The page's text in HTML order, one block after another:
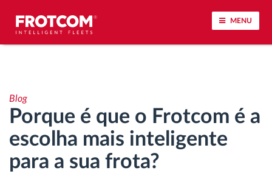
MENU
Análise do estilo de condução
Monitorização dos tempos de condução
Blog
Porque é que o Frotcom é a
escolha mais inteligente
para a sua frota?